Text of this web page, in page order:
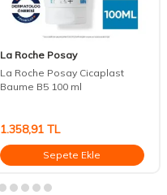
La Roche Posay
La Roche Posay Cicaplast
Baume B5 100 ml
1.358,91TL
Sepete Ekle